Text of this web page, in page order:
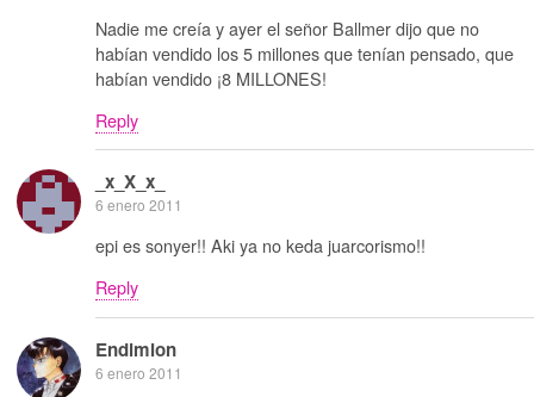
Nadie me creía y ayer el señor Ballmer dijo que no
habían vendido los 5 millones que tenían pensado, que
habían vendido ¡8 MILLONES!
Reply
_x_X_x_
6 enero 2011
epi es sonyer!! Aki ya no keda juarcorismo!!
Reply
Endimion
6 enero 2011